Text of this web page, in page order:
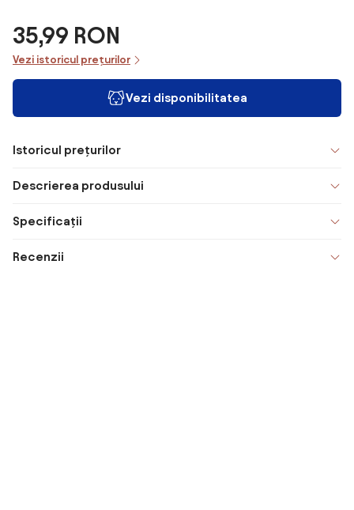
35,99 RON
Vezi istoricul prețurilor
Vezi disponibilitatea
Istoricul prețurilor
Descrierea produsului
Specificații
Recenzii